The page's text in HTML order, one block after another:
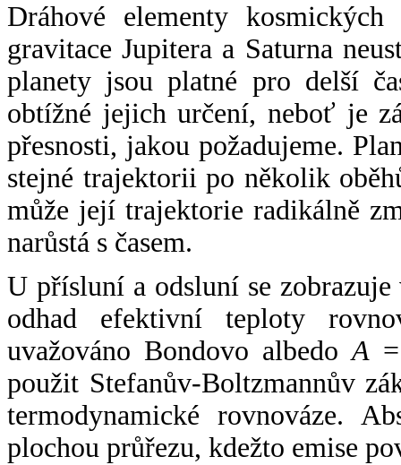
Dráhové elementy
gravitace Jupitera a Saturna
planety jsou platné pro delší
obtížné jejich určení, neboť je
přesnosti, jakou požadujeme.
stejné trajektorii po několik
může její trajektorie radikálně
narůstá s časem.
U přísluní a odsluní se
odhad efektivní teploty
uvažováno Bondovo albedoA
použit Stefanův-Boltzmannův
termodynamické rovnováze.
plochou průřezu, kdežto emise